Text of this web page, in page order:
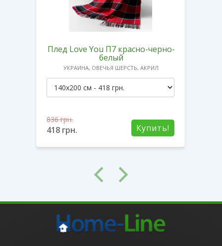
Плед Love You П7 красно-черно-
белый
УКРАИНА, ОВЕЧЬЯ ШЕРСТЬ, АКРИЛ
Купить!
836грн.
418 грн.